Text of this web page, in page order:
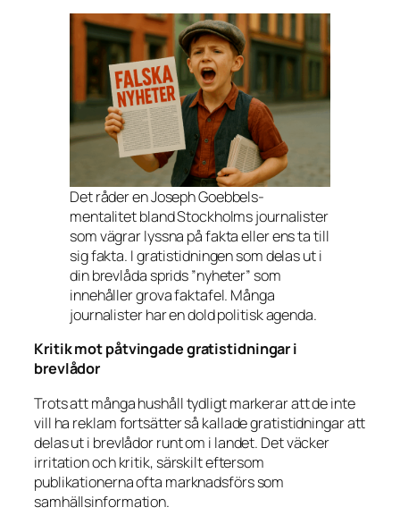
Det råder en Joseph Goebbels-
mentalitet bland Stockholms journalister
som vägrar lyssna på fakta eller ens ta till
sig fakta. I gratistidningen som delas ut i
din brevlåda sprids ”nyheter” som
innehåller grova faktafel. Många
journalister har en dold politisk agenda.
Kritik mot påtvingade gratistidningar i
brevlådor
Trots att många hushåll tydligt markerar att de inte
vill ha reklam fortsätter så kallade gratistidningar att
delas ut i brevlådor runt om i landet. Det väcker
irritation och kritik, särskilt eftersom
publikationerna ofta marknadsförs som
samhällsinformation.